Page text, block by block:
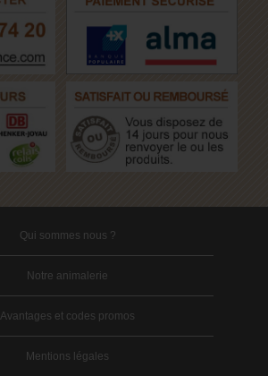
Qui sommes nous ?
Notre animalerie
Avantages et codes promos
Mentions légales